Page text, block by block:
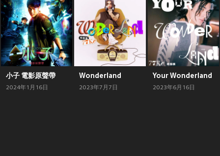
小子 電影原聲帶
2024年1月16日
Wonderland
2023年7月7日
Your Wonderland
2023年6月16日